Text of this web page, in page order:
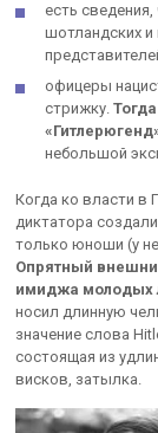
есть
шотландских и
офицеры
стрижку.
небольшой
Когда ко власти в
диктатора
только юноши (у
Опрятный
имиджа молодых
носил длинную
значение слова
состоящая из
висков, затылка.